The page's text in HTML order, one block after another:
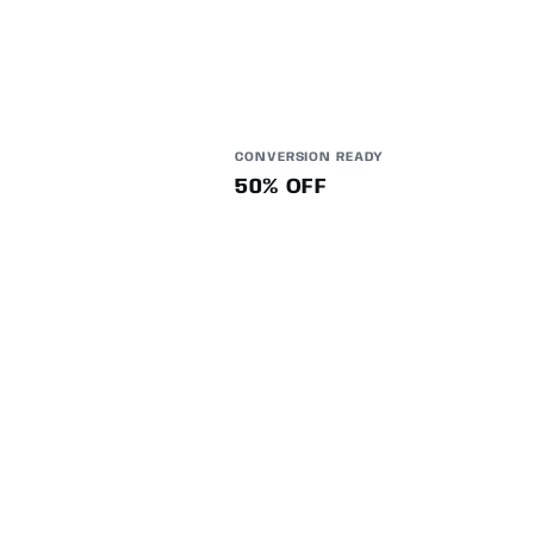
CONVERSION READY
50% OFF